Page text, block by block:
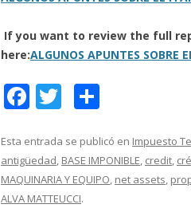
If you want to review the full
here:ALGUNOS APUNTES SOBRE
F
e
b
o
T
itt
er
m
p
Esta entrada se publicó en Impuesto
antigüedad, BASE IMPONIBLE, credit,
MAQUINARIA Y EQUIPO, net assets,
ALVA MATTEUCCI.